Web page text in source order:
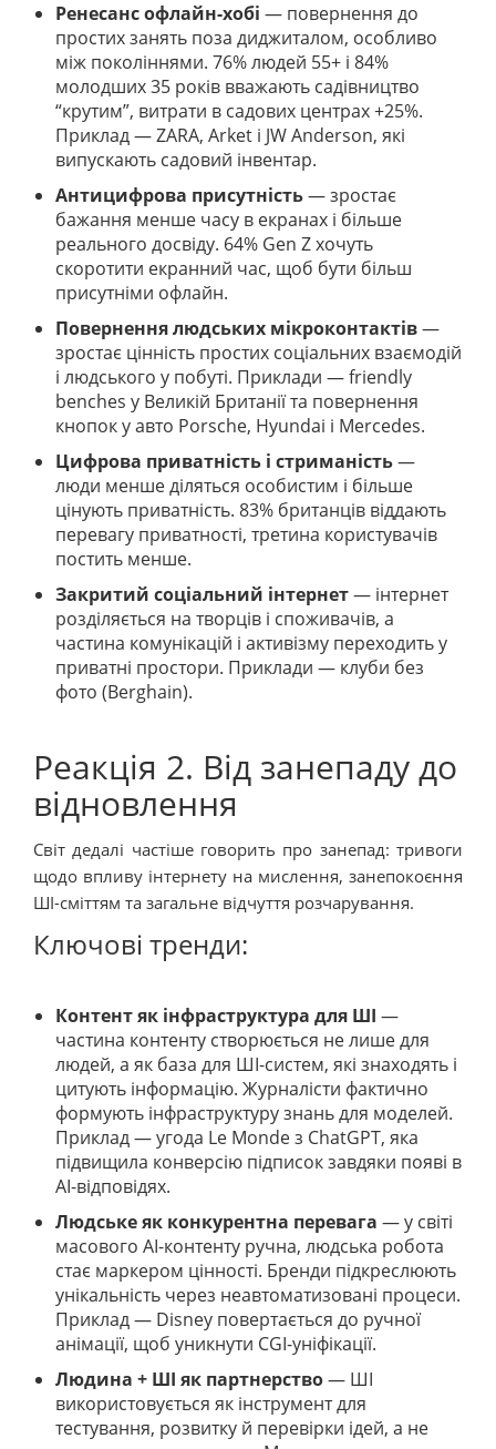
Ренесанс офлайн-хобі — повернення до
простих занять поза диджиталом, особливо
між поколіннями. 76% людей 55+ і 84%
молодших 35 років вважають садівництво
“крутим”, витрати в садових центрах +25%.
Приклад — ZARA, Arket і JW Anderson, які
випускають садовий інвентар.
Антицифрова присутність— зростає
бажання менше часу в екранах і більше
реального досвіду. 64% Gen Z хочуть
скоротити екранний час, щоб бути більш
присутніми офлайн.
Повернення людських мікроконтактів—
зростає цінність простих соціальних взаємодій
і людського у побуті. Приклади — friendly
benches у Великій Британії та повернення
кнопок у авто Porsche, Hyundai і Mercedes.
Цифрова приватність і стриманість—
люди менше діляться особистим і більше
цінують приватність. 83% британців віддають
перевагу приватності, третина користувачів
постить менше.
Закритий соціальний інтернет— інтернет
розділяється на творців і споживачів, а
частина комунікацій і активізму переходить у
приватні простори. Приклади — клуби без
фото (Berghain).
Реакція 2. Від занепаду до
відновлення
Світ дедалі частіше говорить про занепад: тривоги
щодо впливу інтернету на мислення, занепокоєння
ШІ-сміттям та загальне відчуття розчарування.
Ключові тренди:
Контент як інфраструктура для ШІ —
частина контенту створюється не лише для
людей, а як база для ШІ-систем, які знаходять і
цитують інформацію. Журналісти фактично
формують інфраструктуру знань для моделей.
Приклад — угода Le Monde з ChatGPT, яка
підвищила конверсію підписок завдяки появі в
AI-відповідях.
Людське як конкурентна перевага — у світі
масового AI-контенту ручна, людська робота
стає маркером цінності. Бренди підкреслюють
унікальність через неавтоматизовані процеси.
Приклад — Disney повертається до ручної
анімації, щоб уникнути CGI-уніфікації.
Людина + ШІ як партнерство— ШІ
використовується як інструмент для
тестування, розвитку й перевірки ідей, а не